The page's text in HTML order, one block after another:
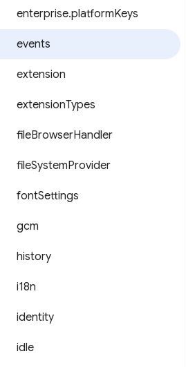
enterprise.platformKeys
events
extension
extensionTypes
fileBrowserHandler
fileSystemProvider
fontSettings
gcm
history
i18n
identity
idle